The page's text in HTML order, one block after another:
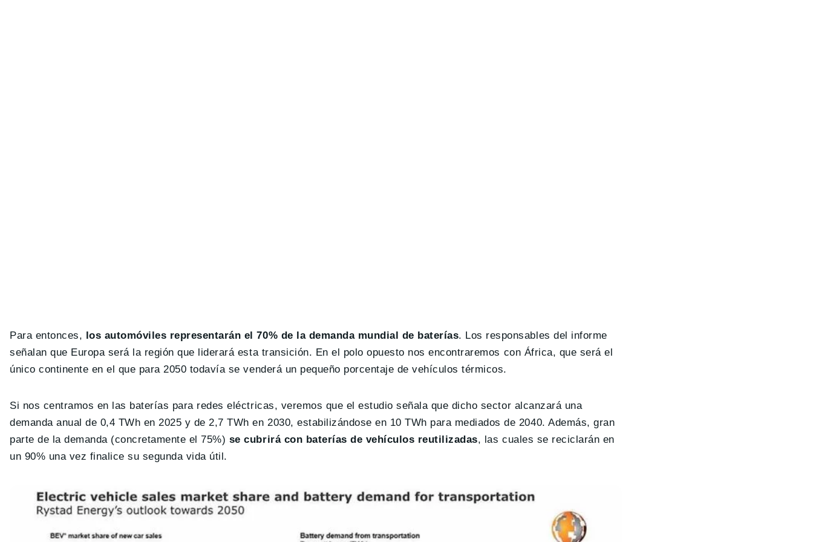
Para entonces, los automóviles representarán el 70% de la demanda mundial de baterías. Los responsables del informe
señalan que Europa será la región que liderará esta transición. En el polo opuesto nos encontraremos con África, que será el
único continente en el que para 2050 todavía se venderá un pequeño porcentaje de vehículos térmicos.
Si nos centramos en las baterías para redes eléctricas, veremos que el estudio señala que dicho sector alcanzará una
demanda anual de 0,4 TWh en 2025 y de 2,7 TWh en 2030, estabilizándose en 10 TWh para mediados de 2040. Además, gran
parte de la demanda (concretamente el 75%) se cubrirá con baterías de vehículos reutilizadas, las cuales se reciclarán en
un 90% una vez finalice su segunda vida útil.